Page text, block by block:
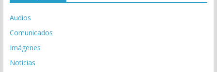
Audios
Comunicados
Imágenes
Noticias